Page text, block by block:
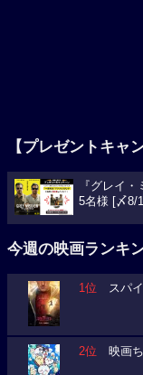
【プレゼントキャ
『グレイ
5名様 [〆8/
今週の映画ランキ
1位 スパイ
2位 映画ち